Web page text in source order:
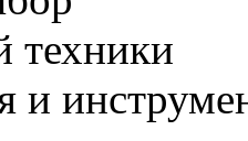
техники
и